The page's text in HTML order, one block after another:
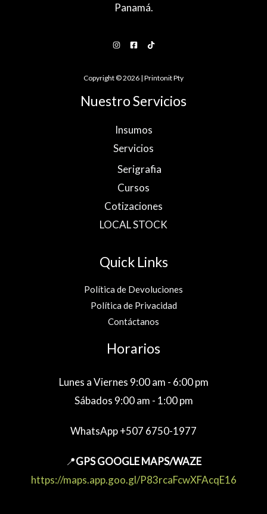
Panamá.
Copyright © 2026 | Printonit Pty
Nuestro Servicios
Insumos
Servicios
Serigrafia
Cursos
Cotizaciones
LOCAL STOCK
Quick Links
Política de Devoluciones
Política de Privacidad
Contáctanos
Horarios
Lunes a Viernes 9:00 am - 6:00 pm
Sábados 9:00 am - 1:00 pm
WhatsApp +507 6750-1977
📍GPS GOOGLE MAPS/WAZE
https://maps.app.goo.gl/P83rcaFcwXFAcqE16